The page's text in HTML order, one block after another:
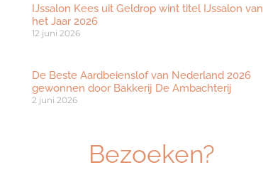
IJssalon Kees uit Geldrop wint titel IJssalon van
het Jaar 2026
12 juni 2026
De Beste Aardbeienslof van Nederland 2026
gewonnen door Bakkerij De Ambachterij
2 juni 2026
Bezoeken?